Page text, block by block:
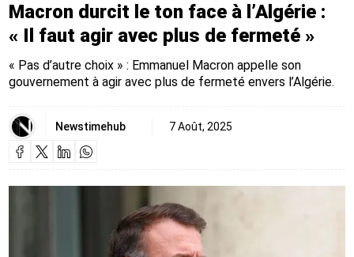
Macron durcit le ton face à l’Algérie :
« Il faut agir avec plus de fermeté »
« Pas d’autre choix » : Emmanuel Macron appelle son
gouvernement à agir avec plus de fermeté envers l’Algérie.
Newstimehub 7 Août, 2025